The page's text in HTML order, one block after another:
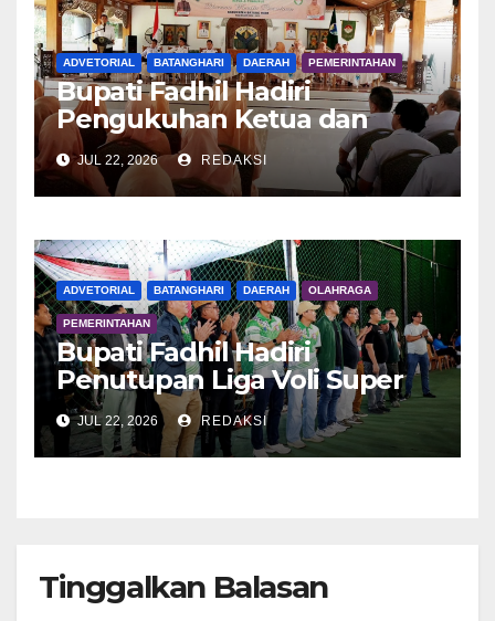
ADVETORIAL BATANGHARI DAERAH PEMERINTAHAN
Bupati Fadhil Hadiri
Pengukuhan Ketua dan
Pengurus DWP Batang Hari
2026
JUL 22, 2026 REDAKSI
ADVETORIAL BATANGHARI DAERAH OLAHRAGA
PEMERINTAHAN
Bupati Fadhil Hadiri
Penutupan Liga Voli Super
Tangguh 2026
JUL 22, 2026 REDAKSI
Tinggalkan Balasan